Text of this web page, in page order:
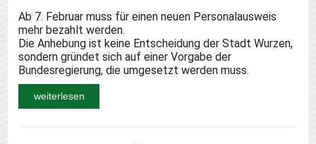
Ab 7. Februar muss für einen neuen Personalausweis
mehr bezahlt werden.
Die Anhebung ist keine Entscheidung der Stadt Wurzen,
sondern gründet sich auf einer Vorgabe der
Bundesregierung, die umgesetzt werden muss.
weiterlesen